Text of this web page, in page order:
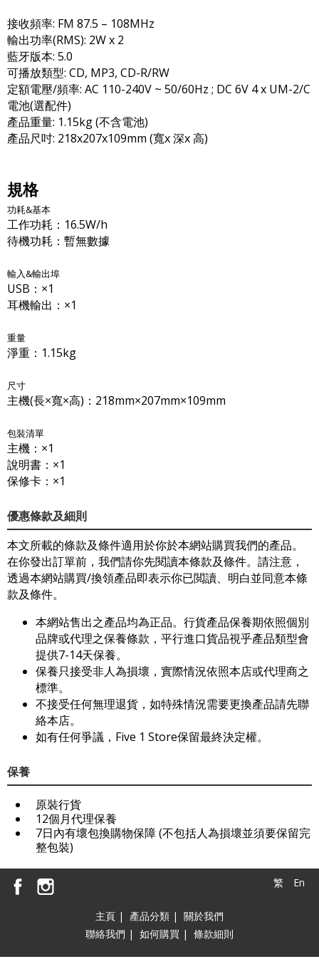
接收頻率: FM 87.5 – 108MHz
輸出功率(RMS): 2W x 2
藍牙版本: 5.0
可播放類型: CD, MP3, CD-R/RW
定額電壓/頻率: AC 110-240V ~ 50/60Hz ; DC 6V 4 x UM-2/C
電池(選配件)
產品重量: 1.15kg (不含電池)
產品尺吋: 218x207x109mm (寬x 深x 高)
規格
功耗&基本
工作功耗：16.5W/h
待機功耗：暫無數據
輸入&輸出埠
USB：×1
耳機輸出：×1
重量
淨重：1.15kg
尺寸
主機(長×寬×高)：218mm×207mm×109mm
包裝清單
主機：×1
說明書：×1
保修卡：×1
優惠條款及細則
本文所載的條款及條件適用於你於本網站購買我們的產品。
在你發出訂單前，我們請你先閱讀本條款及條件。請注意，
透過本網站購買/換領產品即表示你已閲讀、明白並同意本條
款及條件。
本網站售出之產品均為正品。行貨產品保養期依照個別
品牌或代理之保養條款，平行進口貨品視乎產品類型會
提供7-14天保養。
保養只接受非人為損壞，實際情況依照本店或代理商之
標準。
不接受任何無理退貨，如特殊情況需要更換產品請先聯
絡本店。
如有任何爭議，Five 1 Store保留最終決定權。
保養
原裝行貨
12個月代理保養
7日內有壞包換購物保障 (不包括人為損壞並須要保留完
整包裝)
繁 En
主頁 | 產品分類 | 關於我們
聯絡我們 | 如何購買 | 條款細則